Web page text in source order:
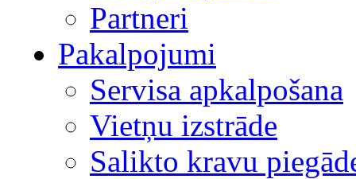
Partneri
Pakalpojumi
Servisa apkalpošana
Vietņu izstrāde
Salikto kravu